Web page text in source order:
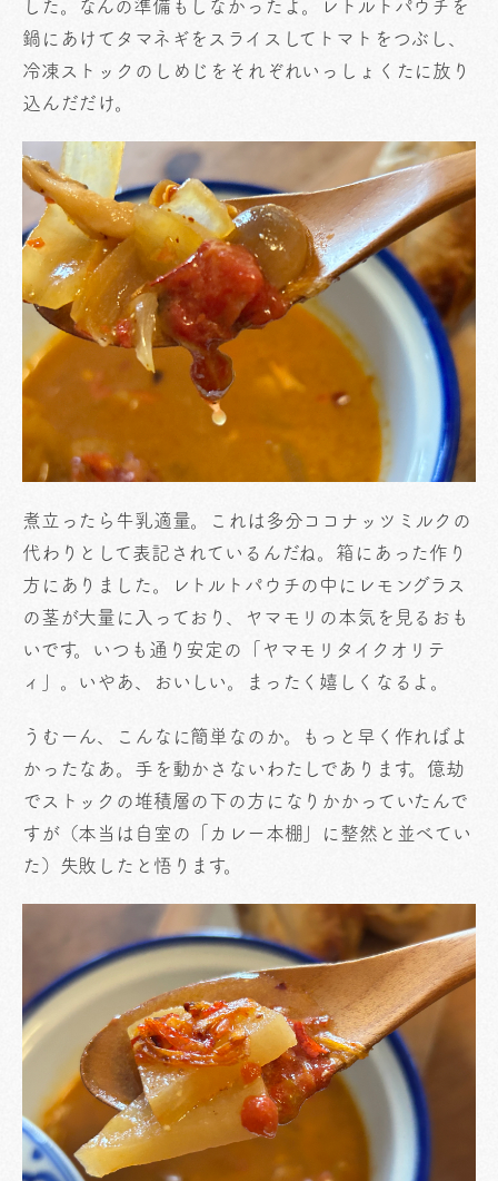
した。なんの準備もしなかったよ。レトルトパウチを
鍋にあけてタマネギをスライスしてトマトをつぶし、
冷凍ストックのしめじをそれぞれいっしょくたに放り
込んだだけ。
煮立ったら牛乳適量。これは多分ココナッツミルクの
代わりとして表記されているんだね。箱にあった作り
方にありました。レトルトパウチの中にレモングラス
の茎が大量に入っており、ヤマモリの本気を見るおも
いです。いつも通り安定の「ヤマモリタイクオリテ
ィ」。いやあ、おいしい。まったく嬉しくなるよ。
うむーん、こんなに簡単なのか。もっと早く作ればよ
かったなあ。手を動かさないわたしであります。億劫
でストックの堆積層の下の方になりかかっていたんで
すが（本当は自室の「カレー本棚」に整然と並べてい
た）失敗したと悟ります。